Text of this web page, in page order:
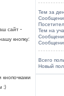
сайт -
кнопку:
:)
Тем за
Тем на
Всего
Новый